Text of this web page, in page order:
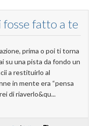
fosse fatto a te
prima o poi ti torna
su una pista da fondo un
a restituirlo al
in mente era “pensa
di riaverlo&qu...